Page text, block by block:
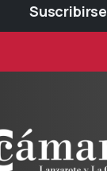
Suscribirse